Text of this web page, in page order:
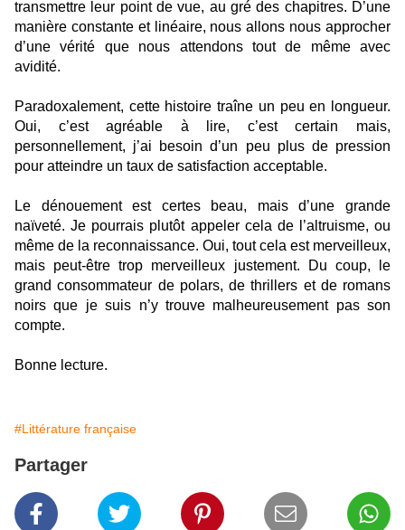
transmettre leur point de vue, au gré des chapitres. D’une
manière constante et linéaire, nous allons nous approcher
d’une vérité que nous attendons tout de même avec
avidité.
Paradoxalement, cette histoire traîne un peu en longueur.
Oui, c’est agréable à lire, c’est certain mais,
personnellement, j’ai besoin d’un peu plus de pression
pour atteindre un taux de satisfaction acceptable.
Le dénouement est certes beau, mais d’une grande
naïveté. Je pourrais plutôt appeler cela de l’altruisme, ou
même de la reconnaissance. Oui, tout cela est merveilleux,
mais peut-être trop merveilleux justement. Du coup, le
grand consommateur de polars, de thrillers et de romans
noirs que je suis n’y trouve malheureusement pas son
compte.
Bonne lecture.
#Littérature française
Partager